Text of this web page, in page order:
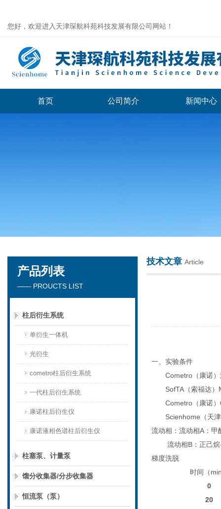
您好，欢迎进入天津琛航科苑科技发展有限公司网站！
天津琛航科苑科技发展有限公司
首页 公司简介 新闻中心
产品列表
—— PROUCTS LIST
柱后衍生系统
单衍生一体机
光衍生
cometro柱后衍生系统
一代柱后衍生系统
康诺柱后衍生仪
康诺液相色谱柱后衍生仪
柱塞泵、计量泵
馏分收集器/分步收集器
恒流泵（泵）
技术文章 Article
一、实验条件
Cometro （康诺
SofTA （索福达）
Cometro （康诺）
Scienhome（天
流动相： 流动相A：甲
流动相B：正己烷-
梯度洗脱
时间（
0
20